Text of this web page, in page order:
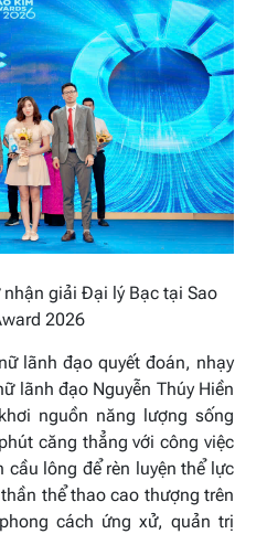
nhận giải Đại lý Bạc tại Sao
2026
lãnh đạo quyết đoán, nhạy
lãnh đạo Nguyễn Thúy Hiền
nguồn năng lượng sống
căng thẳng với công việc
lông để rèn luyện thể lực
thể thao cao thượng trên
cách ứng xử, quản trị